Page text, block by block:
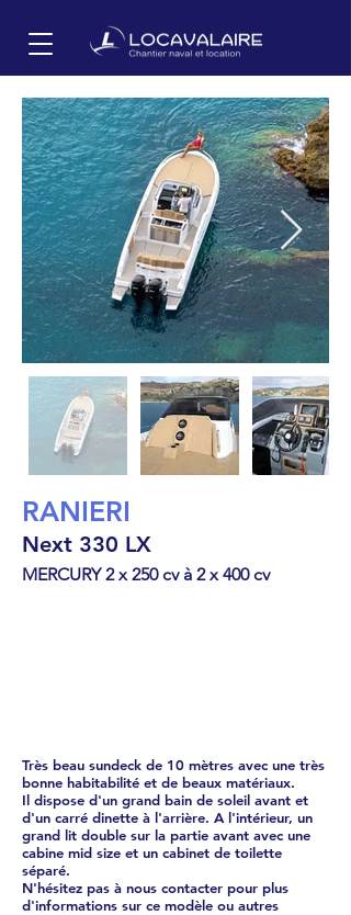
RANIERI
Next 330 LX
MERCURY 2 x 250 cv à 2 x 400 cv
Très beau sundeck de 10 mètres avec une très
bonne habitabilité et de beaux matériaux.
Il dispose d'un grand bain de soleil avant et
d'un carré dinette à l'arrière. A l'intérieur, un
grand lit double sur la partie avant avec une
cabine mid size et un cabinet de toilette
séparé.
N'hésitez pas à nous contacter pour plus
d'informations sur ce modèle ou autres